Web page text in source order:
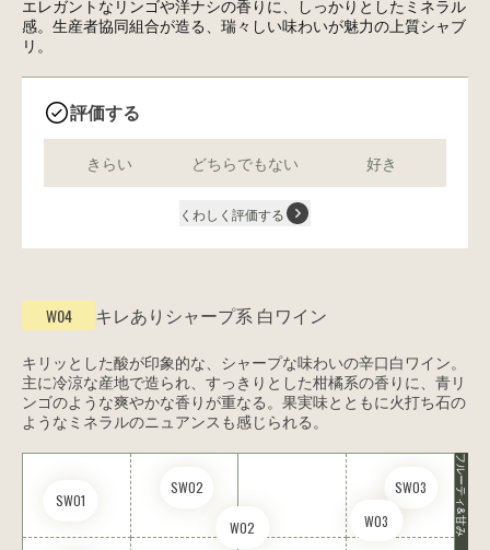
エレガントなリンゴや洋ナシの香りに、しっかりとしたミネラル
感。生産者協同組合が造る、瑞々しい味わいが魅力の上質シャブ
リ。
評価する
きらい どちらでもない 好き
くわしく評価する
W04 キレありシャープ系 白ワイン
キリッとした酸が印象的な、シャープな味わいの辛口白ワイン。
主に冷涼な産地で造られ、すっきりとした柑橘系の香りに、青リ
ンゴのような爽やかな香りが重なる。果実味とともに火打ち石の
ようなミネラルのニュアンスも感じられる。
SW01
SW02 SW03
W02 W03 フルーティ&甘み